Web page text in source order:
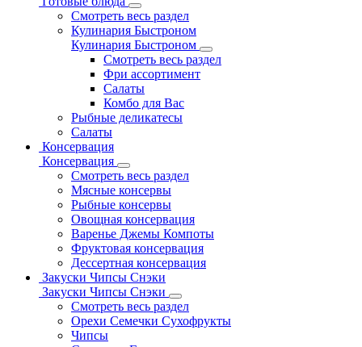
Смотреть весь раздел
Кулинария Быстроном
Кулинария Быстроном
Смотреть весь раздел
Фри ассортимент
Салаты
Комбо для Вас
Рыбные деликатесы
Салаты
Консервация
Консервация
Смотреть весь раздел
Мясные консервы
Рыбные консервы
Овощная консервация
Варенье Джемы Компоты
Фруктовая консервация
Дессертная консервация
Закуски Чипсы Снэки
Закуски Чипсы Снэки
Смотреть весь раздел
Орехи Семечки Сухофрукты
Чипсы